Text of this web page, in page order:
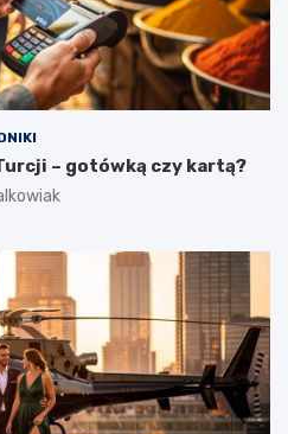
– gotówką czy kartą?